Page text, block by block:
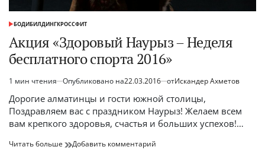
ОПУБЛИКОВАНО
БОДИБИЛДИНГКРОССФИТ
Акция «Здоровый Наурыз – Неделя
бесплатного спорта 2016»
Расчётное
время
чтения
1 мин чтения Опубликовано на22.03.2016 отИскандер Ахметов
Дорогие алматинцы и гости южной столицы,
Поздравляем вас с праздником Наурыз! Желаем всем
вам крепкого здоровья, счастья и больших успехов!…
Читать больше Акция
Добавить комментарий